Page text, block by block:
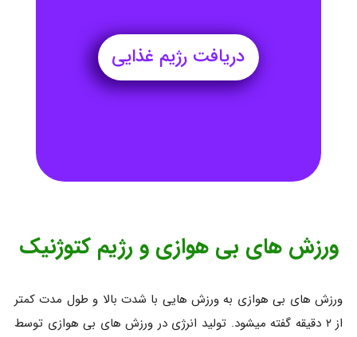
دریافت رژیم غذایی
ورزش های بی هوازی و رژیم کتوژنیک
ورزش های بی هوازی به ورزش هایی با شدت بالا و طول مدت کمتر
از ۲ دقیقه گفته میشود. تولید انرژی در ورزش های بی هوازی توسط